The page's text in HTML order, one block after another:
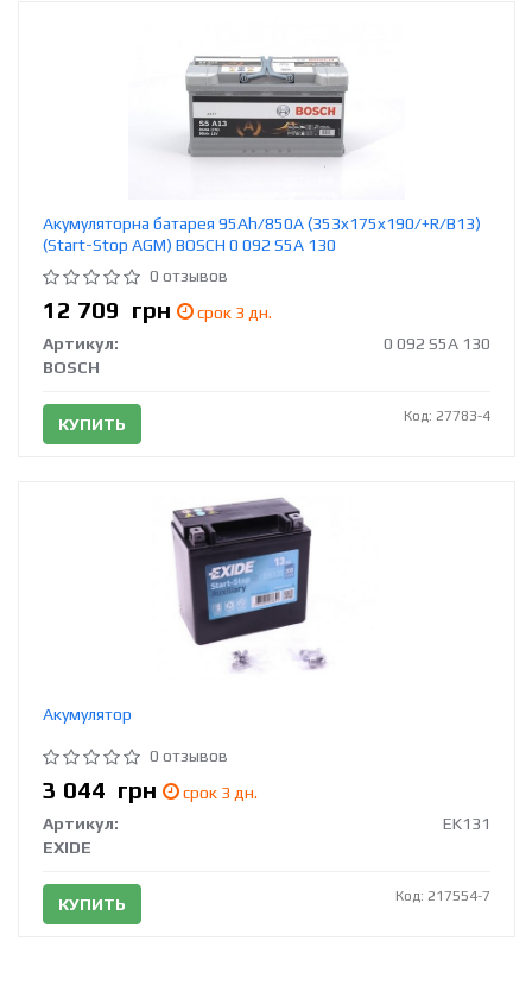
Акумуляторна батарея 95Ah/850A (353x175x190/+R/B13)
(Start-Stop AGM) BOSCH 0 092 S5A 130
0 отзывов
12 709 грн
срок 3 дн.
Артикул:
0 092 S5A 130
BOSCH
КУПИТЬ Код: 27783-4
Акумулятор
0 отзывов
3 044 грн
срок 3 дн.
Артикул:
EK131
EXIDE
КУПИТЬ Код: 217554-7